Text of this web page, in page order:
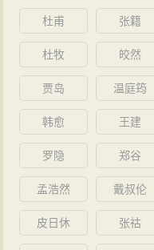
杜甫 张籍
杜牧 皎然
贾岛 温庭筠
韩愈 王建
罗隐 郑谷
孟浩然 戴叔伦
皮日休 张祜